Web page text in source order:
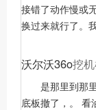
接错了动作慢或
换过来就行了。
沃尔沃36o挖
是那里到那
底板撤了，。 看